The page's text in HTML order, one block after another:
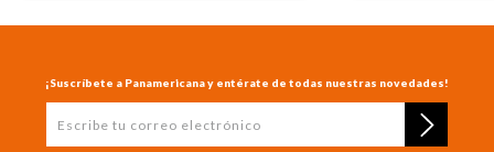
¡Suscríbete a Panamericana y entérate de todas nuestras novedades!